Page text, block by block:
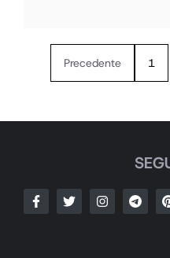
Precedente 1